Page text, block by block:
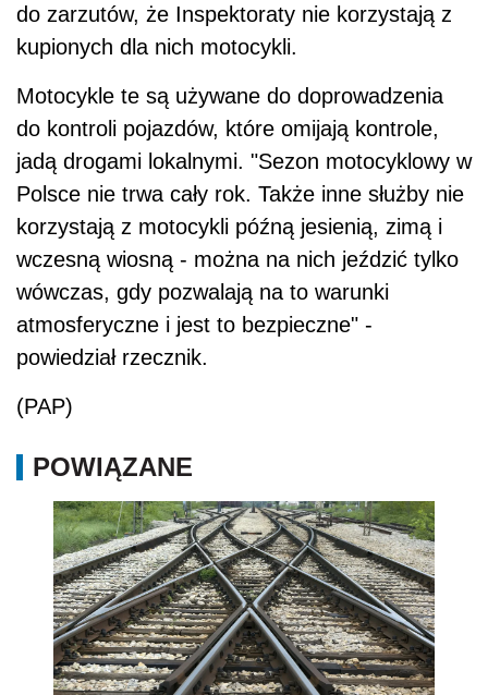
do zarzutów, że Inspektoraty nie korzystają z
kupionych dla nich motocykli.
Motocykle te są używane do doprowadzenia
do kontroli pojazdów, które omijają kontrole,
jadą drogami lokalnymi. "Sezon motocyklowy w
Polsce nie trwa cały rok. Także inne służby nie
korzystają z motocykli późną jesienią, zimą i
wczesną wiosną - można na nich jeździć tylko
wówczas, gdy pozwalają na to warunki
atmosferyczne i jest to bezpieczne" -
powiedział rzecznik.
(PAP)
POWIĄZANE